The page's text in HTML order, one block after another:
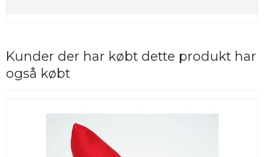
Kunder der har købt dette produkt har
også købt